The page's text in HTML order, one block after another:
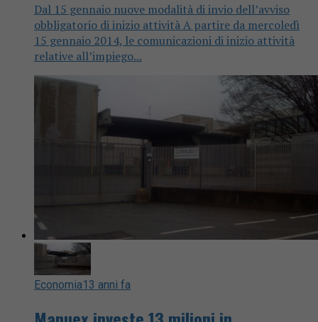
Dal 15 gennaio nuove modalità di invio dell’avviso
obbligatorio di inizio attività A partire da mercoledì
15 gennaio 2014, le comunicazioni di inizio attività
relative all’impiego...
Economia13 anni fa